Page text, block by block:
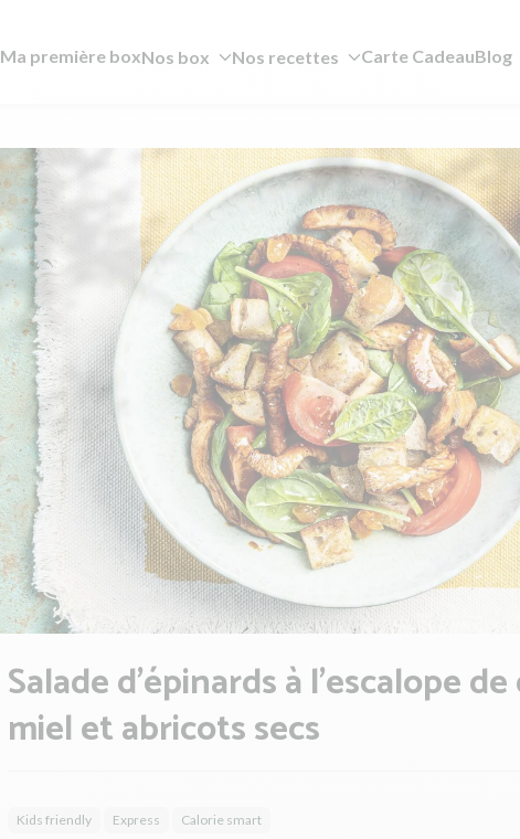
Ma première boxNos box Nos recettes Carte CadeauBlog
Salade d'épinards à l'escalope
miel et abricots secs
Kids friendly Express Calorie smart